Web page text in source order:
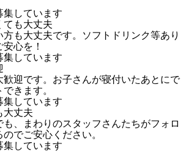
集しています
ても大丈夫
方も大丈夫です。ソフトドリンク等あり
心を！
集しています
歓迎です。お子さんが寝付いたあとにで
きます。
集しています
大丈夫
も、まわりのスタッフさんたちがフォロ
でご安心ください。
集しています